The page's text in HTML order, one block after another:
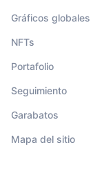
Gráficos globales
NFTs
Portafolio
Seguimiento
Garabatos
Mapa del sitio